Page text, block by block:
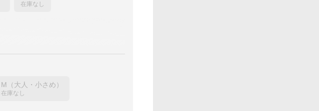
在庫なし
M（大人・小さめ）
在庫なし